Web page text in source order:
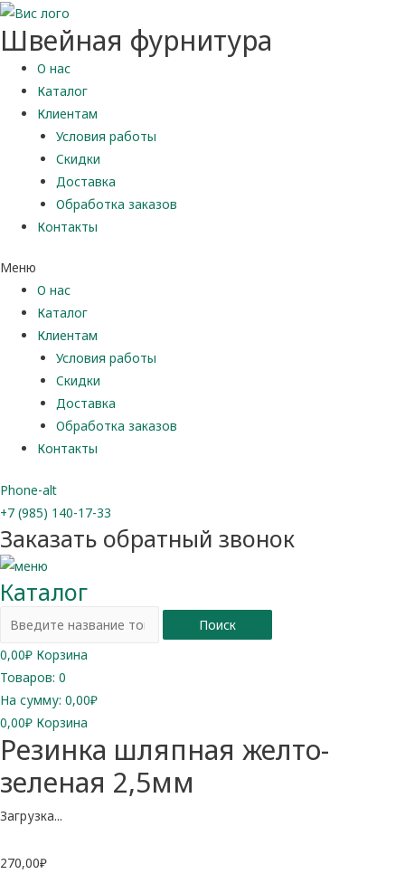
Швейная фурнитура
О нас
Каталог
Клиентам
Условия работы
Скидки
Доставка
Обработка заказов
Контакты
Меню
О нас
Каталог
Клиентам
Условия работы
Скидки
Доставка
Обработка заказов
Контакты
Phone-alt
+7 (985) 140-17-33
Заказать обратный звонок
Каталог
Поиск
0,00₽ Корзина
Товаров: 0
На сумму: 0,00₽
0,00₽ Корзина
Резинка шляпная желто-
зеленая 2,5мм
Загрузка...
270,00₽